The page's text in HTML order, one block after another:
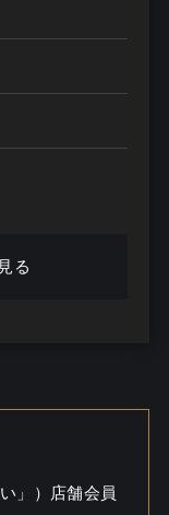
る
」）店舗会員